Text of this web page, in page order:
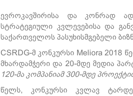
ევროკავშირისა და კონრად
სტრატეგიული კვლევებისა და
საქართველოს პასუხისმგებელი
CSRDG-მ კონკურსი Meliora 2018
მხარდამჭერი და 20-მდე მედია
120-მა კომპანიამ 300-მდე
წელს, კონკურსი კვლავ